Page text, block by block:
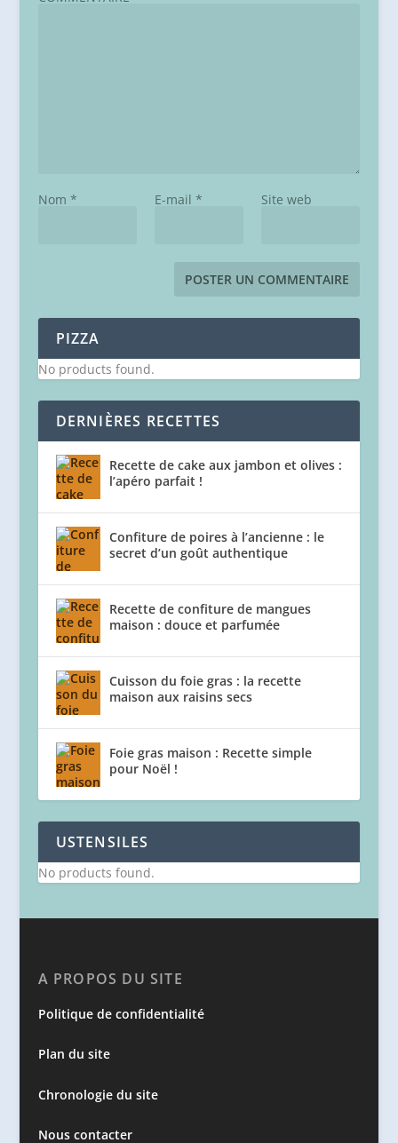
Nom * E-mail * Site web
PIZZA
No products found.
DERNIÈRES RECETTES
Recette de cake aux jambon et olives :
l’apéro parfait !
Confiture de poires à l’ancienne : le
secret d’un goût authentique
Recette de confiture de mangues
maison : douce et parfumée
Cuisson du foie gras : la recette
maison aux raisins secs
Foie gras maison : Recette simple
pour Noël !
USTENSILES
No products found.
A PROPOS DU SITE
Politique de confidentialité
Plan du site
Chronologie du site
Nous contacter